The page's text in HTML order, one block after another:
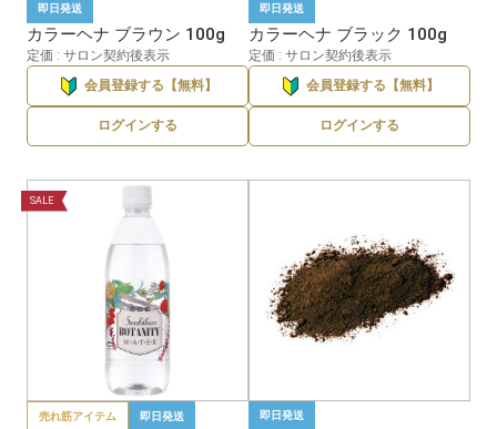
即日発送
カラーヘナ ブラウン 100g
定価 : サロン契約後表示
会員登録する【無料】
ログインする
即日発送
カラーヘナ ブラック 100g
定価 : サロン契約後表示
会員登録する【無料】
ログインする
SALE
売れ筋アイテム 即日発送 即日発送